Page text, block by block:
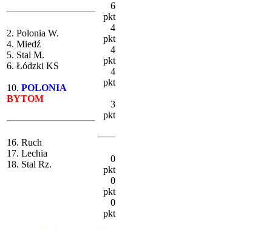
2. Polonia W.
4. Miedź
5. Stal M.
6. Łódzki KS
10. POLONIA
BYTOM
16. Ruch
17. Lechia
18. Stal Rz.
6
pkt
4
pkt
4
pkt
4
pkt
3
pkt
0
pkt
0
pkt
0
pkt